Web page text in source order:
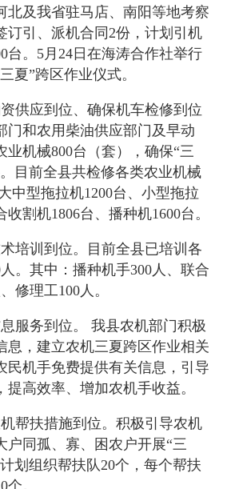
北及我省驻马店、南阳等地考察
订引、派机合同2份，计划引机
台。5月24日在海涛合作社举行
夏”跨区作业仪式。
供应到位、确保机车检修到位
门和农用柴油供应部门及早动
业机械800台（套），确保“三
目前全县共检修各类农业机械
中型拖拉机1200台、小型拖拉
收割机1806台、播种机1600台。
培训到位。目前全县已培训各
。其中：播种机手300人、联合
修理工100人。
服务到位。 我县农机部门积极
息，建立农机三夏跨区作业相关
民机手免费提供有关信息，引导
提高效率、增加农机手收益。
帮扶措施到位。积极引导农机
户同孤、寡、困农户开展“三
划组织帮扶队20个，每个帮扶
。